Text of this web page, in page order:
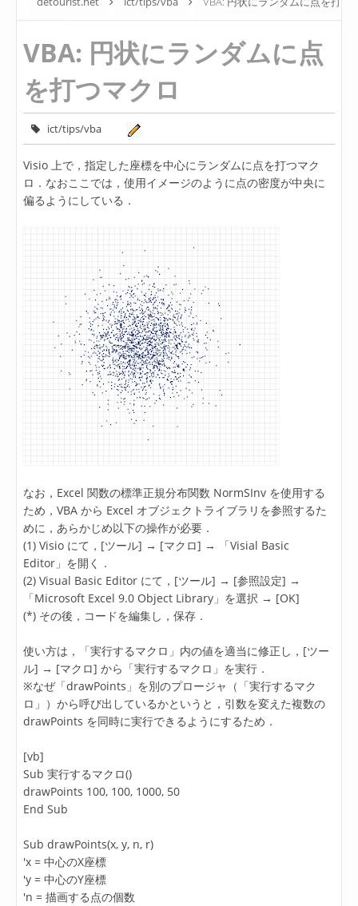
VBA: 円状にランダムに点
を打つマクロ
ict/tips/vba
Visio 上で，指定した座標を中心にランダムに点を打つマク
ロ．なおここでは，使用イメージのように点の密度が中央に
偏るようにしている．
なお，Excel 関数の標準正規分布関数 NormSInv を使用する
ため，VBA から Excel オブジェクトライブラリを参照するた
めに，あらかじめ以下の操作が必要．
(1) Visio にて，[ツール] → [マクロ] → 「Visial Basic
Editor」を開く．
(2) Visual Basic Editor にて，[ツール] → [参照設定] →
「Microsoft Excel 9.0 Object Library」を選択 → [OK]
(*) その後，コードを編集し，保存．
使い方は，「実行するマクロ」内の値を適当に修正し，[ツー
ル] → [マクロ] から「実行するマクロ」を実行．
※なぜ「drawPoints」を別のプロージャ（「実行するマク
ロ」）から呼び出しているかというと，引数を変えた複数の
drawPoints を同時に実行できるようにするため．
[vb]
Sub 実行するマクロ()
drawPoints 100, 100, 1000, 50
End Sub
Sub drawPoints(x, y, n, r)
'x = 中心のX座標
'y = 中心のY座標
'n = 描画する点の個数